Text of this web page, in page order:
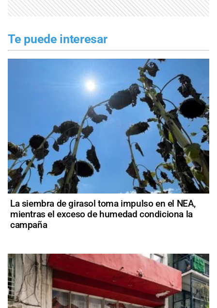
Te puede interesar
La siembra de girasol toma impulso en el NEA,
mientras el exceso de humedad condiciona la
campaña